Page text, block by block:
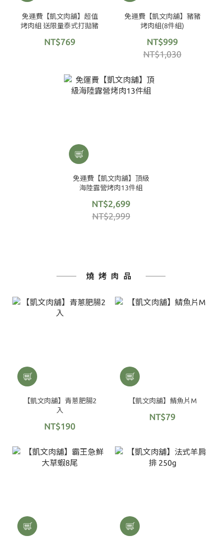
免運費【凱文肉舖】超值
烤肉組 送限量泰式打拋豬
NT$769
免運費【凱文肉舖】豬豬
烤肉組(8件組)
NT$999
NT$1,030
免運費【凱文肉舖】頂級
海陸露營烤肉13件組
NT$2,699
NT$2,999
燒烤肉品
【凱文肉舖】青蔥肥腸2
入
NT$190
【凱文肉舖】鯖魚片M
NT$79